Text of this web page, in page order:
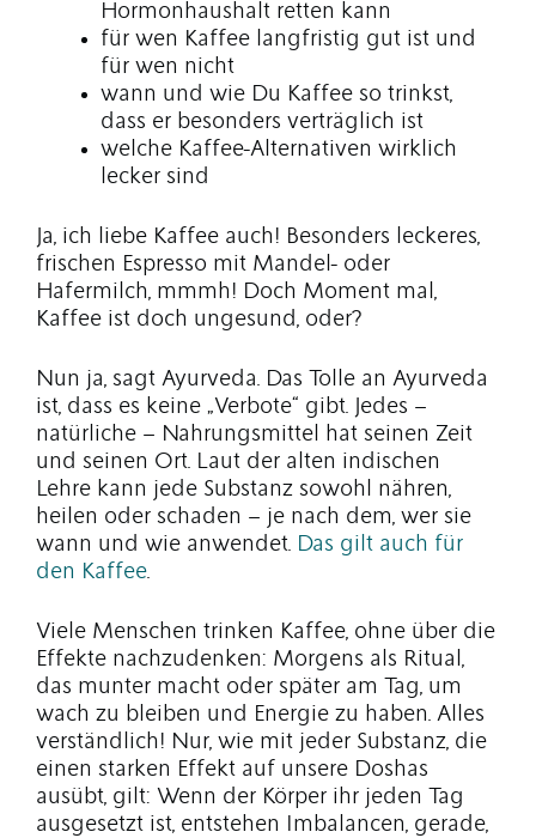
Hormonhaushalt retten kann
für wen Kaffee langfristig gut ist und
für wen nicht
wann und wie Du Kaffee so trinkst,
dass er besonders verträglich ist
welche Kaffee-Alternativen wirklich
lecker sind
Ja, ich liebe Kaffee auch! Besonders leckeres,
frischen Espresso mit Mandel- oder
Hafermilch, mmmh! Doch Moment mal,
Kaffee ist doch ungesund, oder?
Nun ja, sagt Ayurveda. Das Tolle an Ayurveda
ist, dass es keine „Verbote“ gibt. Jedes –
natürliche – Nahrungsmittel hat seinen Zeit
und seinen Ort. Laut der alten indischen
Lehre kann jede Substanz sowohl nähren,
heilen oder schaden – je nach dem, wer sie
wann und wie anwendet. Das gilt auch für
den Kaffee.
Viele Menschen trinken Kaffee, ohne über die
Effekte nachzudenken: Morgens als Ritual,
das munter macht oder später am Tag, um
wach zu bleiben und Energie zu haben. Alles
verständlich! Nur, wie mit jeder Substanz, die
einen starken Effekt auf unsere Doshas
ausübt, gilt: Wenn der Körper ihr jeden Tag
ausgesetzt ist, entstehen Imbalancen, gerade,